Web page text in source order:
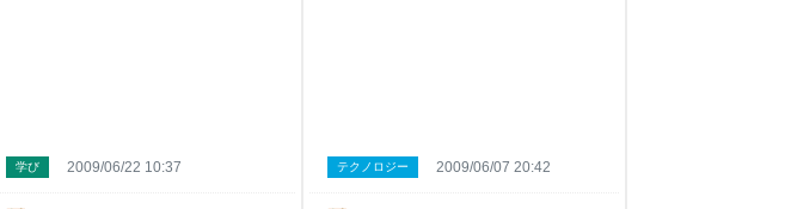
学び 2009/06/22 10:37 テクノロジー 2009/06/07 20:42